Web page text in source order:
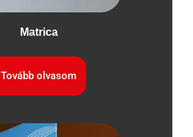
Matrica
Tovább olvasom